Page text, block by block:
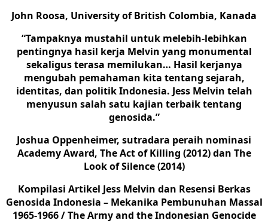
John Roosa, University of British Colombia, Kanada
“Tampaknya mustahil untuk melebih-lebihkan
pentingnya hasil kerja Melvin yang monumental
sekaligus terasa memilukan… Hasil kerjanya
mengubah pemahaman kita tentang sejarah,
identitas, dan politik Indonesia. Jess Melvin telah
menyusun salah satu kajian terbaik tentang
genosida.”
Joshua Oppenheimer, sutradara peraih nominasi
Academy Award, The Act of Killing (2012) dan The
Look of Silence (2014)
Kompilasi Artikel Jess Melvin dan Resensi Berkas
Genosida Indonesia – Mekanika Pembunuhan Massal
1965-1966 / The Army and the Indonesian Genocide